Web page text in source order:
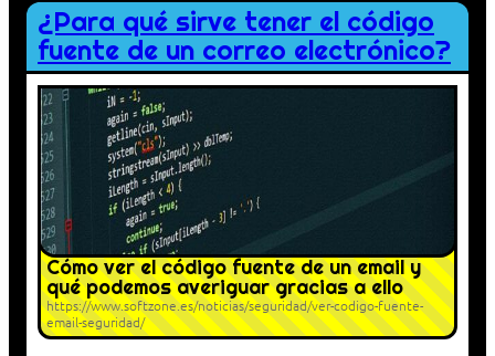
¿Para qué sirve tener el código
fuente de un correo electrónico?
Cómo ver el código fuente de un email y
qué podemos averiguar gracias a ello
https://www.softzone.es/noticias/seguridad/ver-codigo-fuente-
email-seguridad/